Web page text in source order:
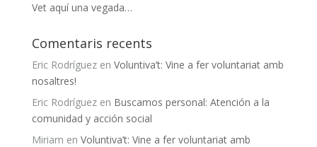
Vet aquí una vegada…
Comentaris recents
Eric Rodríguezen Voluntiva’t: Vine a fer voluntariat amb
nosaltres!
Eric Rodríguezen Buscamos personal: Atención a la
comunidad y acción social
Miriam en Voluntiva’t: Vine a fer voluntariat amb